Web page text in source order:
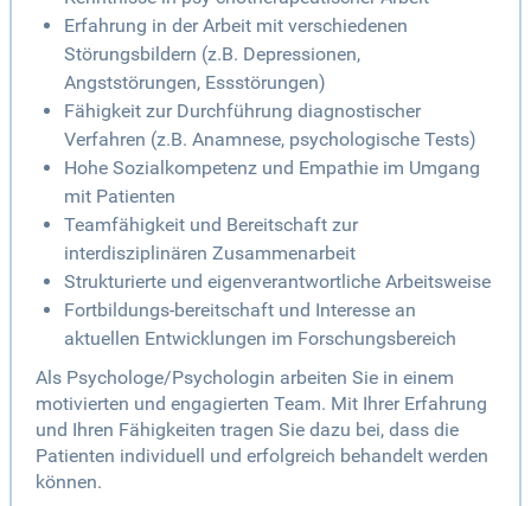
Erfahrung in der Arbeit mit verschiedenen
Störungsbildern (z.B. Depressionen,
Angststörungen, Essstörungen)
Fähigkeit zur Durchführung diagnostischer
Verfahren (z.B. Anamnese, psychologische Tests)
Hohe Sozialkompetenz und Empathie im Umgang
mit Patienten
Teamfähigkeit und Bereitschaft zur
interdisziplinären Zusammenarbeit
Strukturierte und eigenverantwortliche Arbeitsweise
Fortbildungs-bereitschaft und Interesse an
aktuellen Entwicklungen im Forschungsbereich
Als Psychologe/Psychologin arbeiten Sie in einem
motivierten und engagierten Team. Mit Ihrer Erfahrung
und Ihren Fähigkeiten tragen Sie dazu bei, dass die
Patienten individuell und erfolgreich behandelt werden
können.